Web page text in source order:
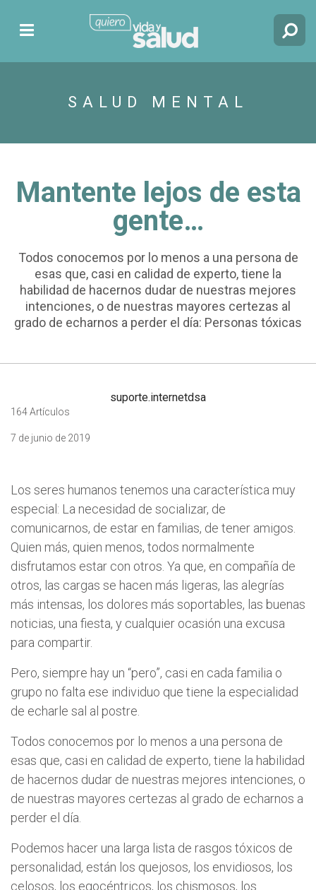
SALUD MENTAL
Mantente lejos de esta
gente…
Todos conocemos por lo menos a una persona de
esas que, casi en calidad de experto, tiene la
habilidad de hacernos dudar de nuestras mejores
intenciones, o de nuestras mayores certezas al
grado de echarnos a perder el día: Personas tóxicas
suporte.internetdsa
164 Artículos
7 de junio de 2019
Los seres humanos tenemos una característica muy
especial: La necesidad de socializar, de
comunicarnos, de estar en familias, de tener amigos.
Quien más, quien menos, todos normalmente
disfrutamos estar con otros. Ya que, en compañía de
otros, las cargas se hacen más ligeras, las alegrías
más intensas, los dolores más soportables, las buenas
noticias, una fiesta, y cualquier ocasión una excusa
para compartir.
Pero, siempre hay un “pero”, casi en cada familia o
grupo no falta ese individuo que tiene la especialidad
de echarle sal al postre.
Todos conocemos por lo menos a una persona de
esas que, casi en calidad de experto, tiene la habilidad
de hacernos dudar de nuestras mejores intenciones, o
de nuestras mayores certezas al grado de echarnos a
perder el día.
Podemos hacer una larga lista de rasgos tóxicos de
personalidad, están los quejosos, los envidiosos, los
celosos, los egocéntricos, los chismosos, los